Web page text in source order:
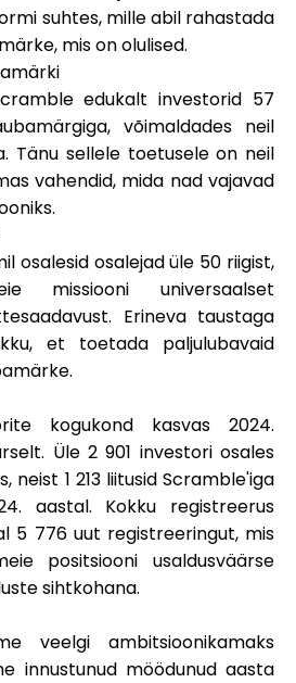
Abi
Minu konto
rahastust
+372 712 2955
suhtes, mille abil rahastada
mis on olulised.
edukalt investorid 57
, võimaldades neil
Tänu sellele toetusele on neil
vahendid, mida nad vajavad
osalesid osalejadüle 50 riigist,
missiooni universaalset
Erineva taustaga
et toetada paljulubavaid
kogukond kasvas 2024.
Üle 2 901 investori osales
neist 1 213liitusid Scramble'iga
aastal. Kokku registreerus
5 776uut registreeringut, mis
positsiooni usaldusväärse
sihtkohana.
veelgi ambitsioonikamaks
innustunud möödunud aasta